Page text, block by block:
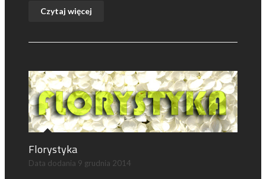
Czytaj więcej
Florystyka
Data dodania 9 grudnia 2014